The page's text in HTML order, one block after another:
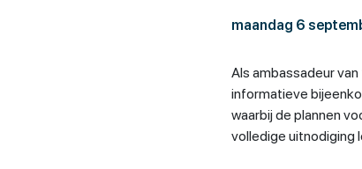
maandag 6
Als ambassadeur van
informatieve
waarbij de plannen
volledige uitnodiging